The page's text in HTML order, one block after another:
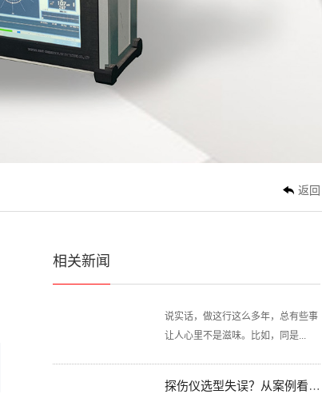
返回
相关新闻
涡流探伤仪的原理与实际应用解析
涡流探伤仪这个家伙，在无损检测领